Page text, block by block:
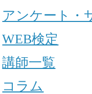
アンケート・
WEB検定
講師一覧
コラム